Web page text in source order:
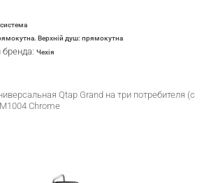
Верхній душ: прямокутна
бренда: Чехія
Qtap Grand на три потребителя (с
Chrome